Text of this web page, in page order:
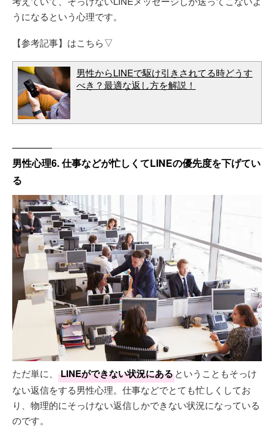
うになるという心理です。
【参考記事】はこちら▽
男性からLINEで駆け引きされてる時どうす
べき？最適な返し方を解説！
男性心理6. 仕事などが忙しくてLINEの優先度を下げてい
る
ただ単に、 LINEができない状況にあるということもそっけ
ない返信をする男性心理。仕事などでとても忙しくしてお
り、物理的にそっけない返信しかできない状況になっている
のです。